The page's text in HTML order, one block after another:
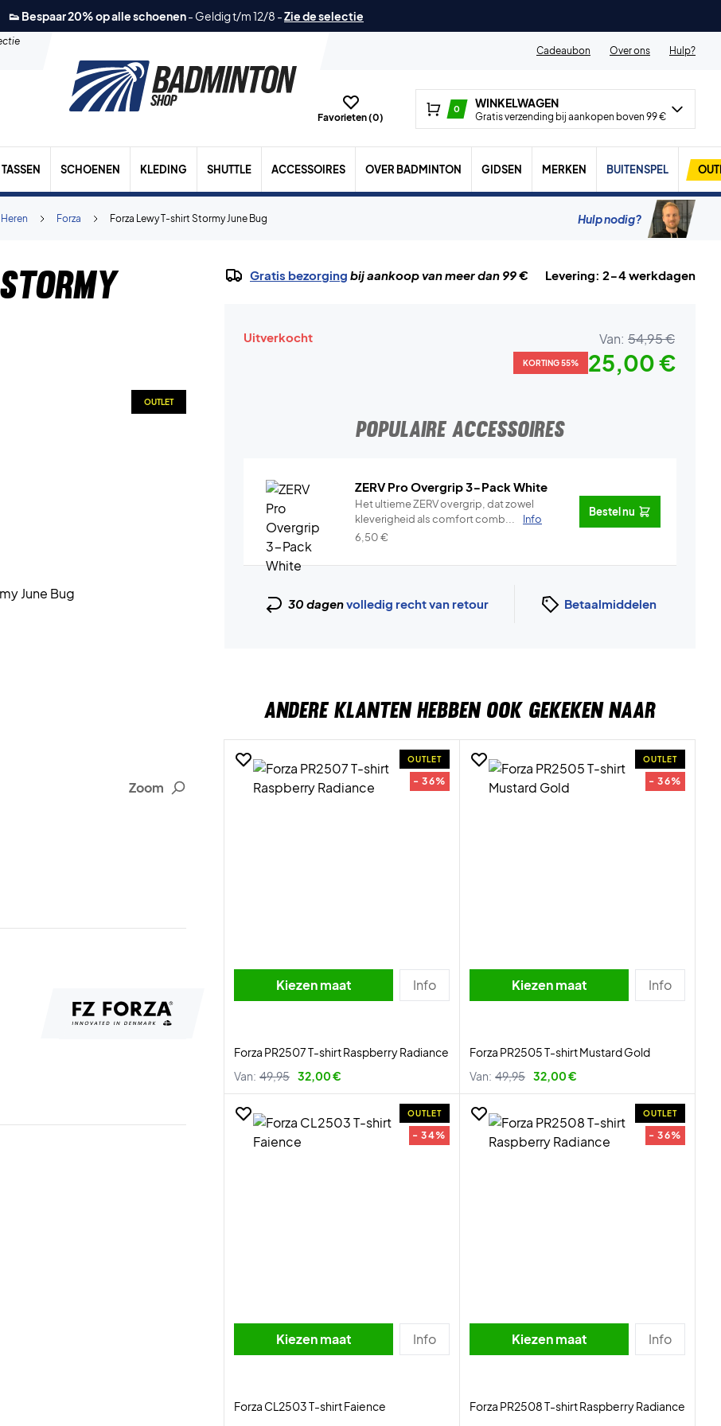
👟 Bespaar 20% op alle schoenen- Geldig t/m 12/8 -Zie de selectie
Cadeaubon
Over ons Hulp?
Favorieten (0)
0 WINKELWAGEN
Gratis verzending bij aankopen boven 99 €
TASSEN SCHOENEN KLEDING SHUTTLE ACCESSOIRES OVER BADMINTON GIDSEN MERKEN BUITENSPEL
Forza Lewy T-shirt Stormy June Bug
Forza
Heren Hulp nodig?
Zoom
OUTLET
Gratis bezorging bij aankoop van meer dan 99 € Levering: 2-4 werkdagen
Uitverkocht Van: 54,95 €
KORTING 55% 25,00 €
POPULAIRE ACCESSOIRES
ZERV Pro Overgrip 3-Pack White
Het ultieme ZERV overgrip, dat zowel
kleverigheid als comfort comb...
Info
6,50€
Bestel nu
30 dagenvolledig recht van retour Betaalmiddelen
ANDERE KLANTEN HEBBEN OOK GEKEKEN NAAR
OUTLET
- 36%
Kiezen maat Info
Forza PR2507 T-shirt Raspberry Radiance
Van: 49,95 32,00 €
OUTLET
- 36%
Kiezen maat Info
Forza PR2505 T-shirt Mustard Gold
Van: 49,95 32,00 €
OUTLET
- 34%
Kiezen maat Info
Forza CL2503 T-shirt Faience
OUTLET
- 36%
Kiezen maat Info
Forza PR2508 T-shirt Raspberry Radiance